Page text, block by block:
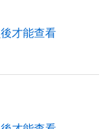
後才能查看